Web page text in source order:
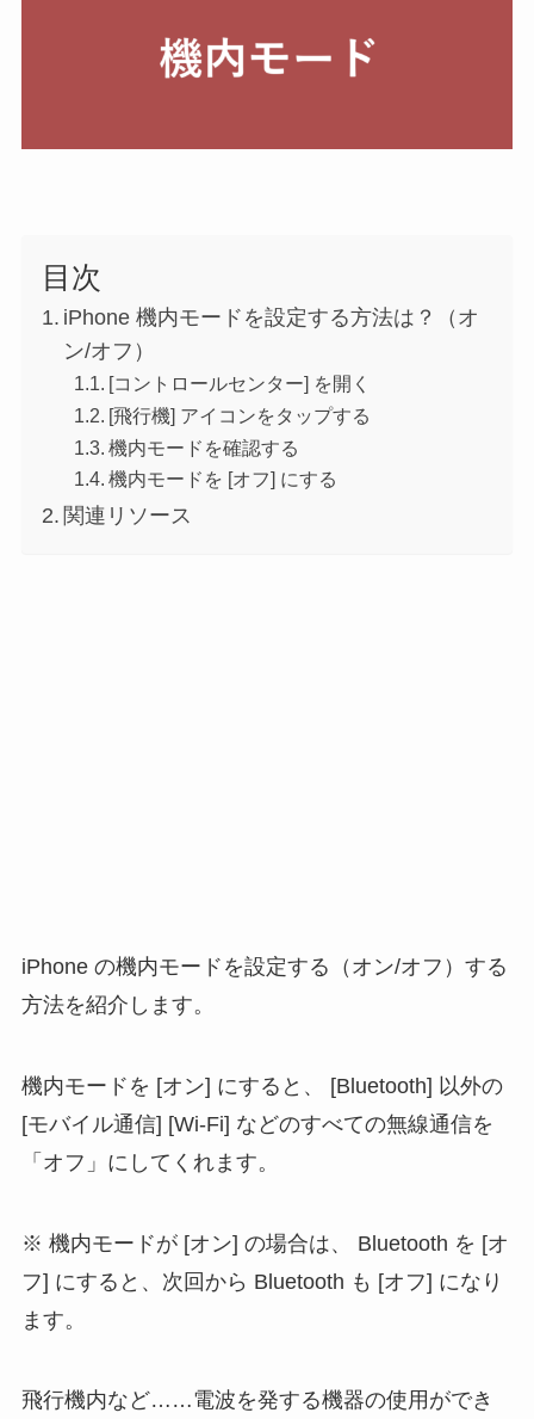
目次
iPhone 機内モードを設定する方法は？（オ
ン/オフ）
[コントロールセンター] を開く
[飛行機] アイコンをタップする
機内モードを確認する
機内モードを [オフ] にする
関連リソース
iPhone の機内モードを設定する（オン/オフ）する
方法を紹介します。
機内モードを [オン] にすると、 [Bluetooth] 以外の
[モバイル通信] [Wi-Fi] などのすべての無線通信を
「オフ」にしてくれます。
機内モードが [オン] の場合は、 Bluetooth を [オ
フ] にすると、次回から Bluetooth も [オフ] になり
ます。
飛行機内など……電波を発する機器の使用ができ